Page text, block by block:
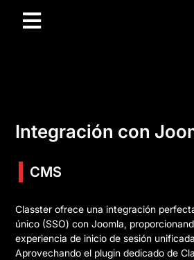
Integración con
CMS
Classter ofrece una integración
único (SSO) con Joomla,
experiencia de inicio de sesión
Aprovechando el plugin dedicado de